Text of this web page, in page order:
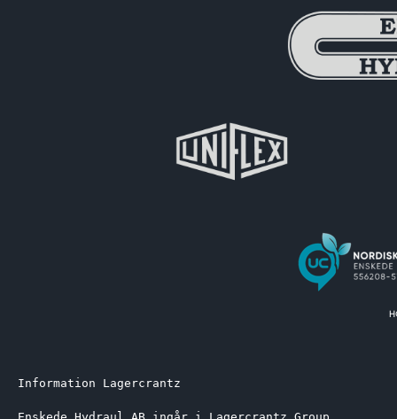
Information Lagercrantz